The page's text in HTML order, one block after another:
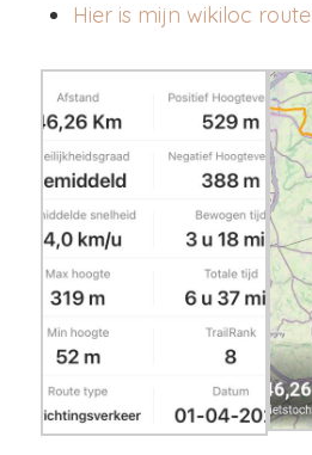
Hier is mijn wikiloc route